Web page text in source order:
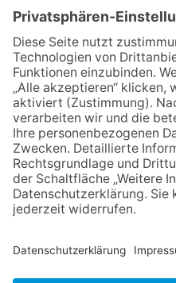
06.08.2026
06.08.2026
„Rock
06.08.2026
06.08.2026